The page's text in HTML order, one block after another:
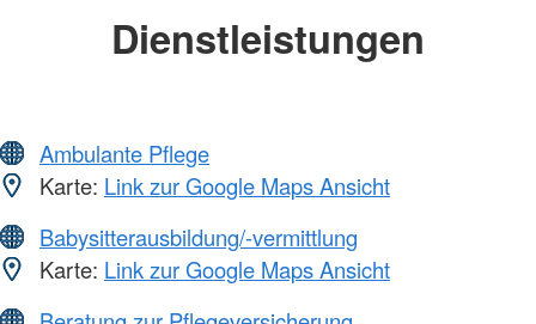
Dienstleistungen
Ambulante Pflege
Karte: Link zur Google Maps Ansicht
Babysitterausbildung/-vermittlung
Karte: Link zur Google Maps Ansicht